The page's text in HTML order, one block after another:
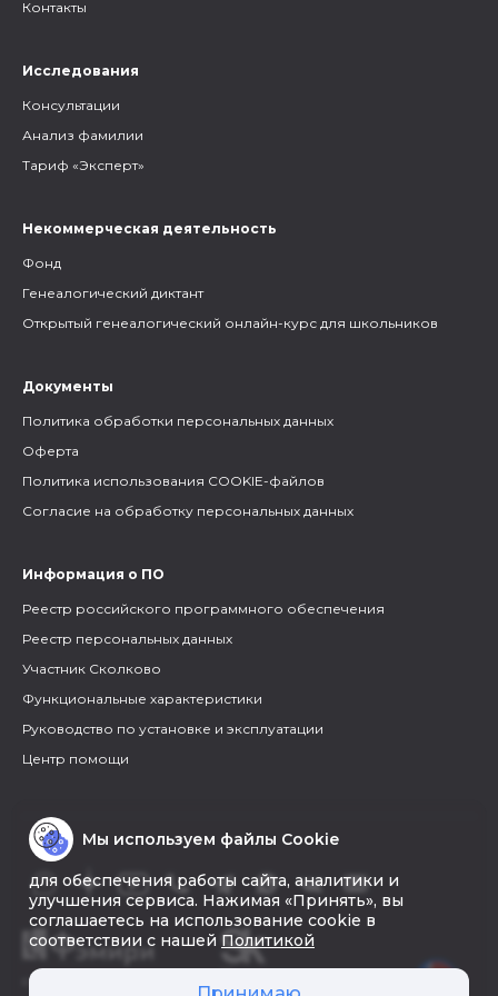
Контакты
Исследования
Консультации
Анализ фамилии
Тариф «Эксперт»
Некоммерческая деятельность
Фонд
Генеалогический диктант
Открытый генеалогический онлайн-курс для школьников
Документы
Политика обработки персональных данных
Оферта
Политика использования COOKIE-файлов
Согласие на обработку персональных данных
Информация о ПО
Реестр российского программного обеспечения
Реестр персональных данных
Участник Сколково
Функциональные характеристики
Руководство по установке и эксплуатации
Центр помощи
© 2026 «Фэмири»
Мы используем файлы Cookie
для обеспечения работы сайта, аналитики и
улучшения сервиса. Нажимая «Принять», вы
соглашаетесь на использование cookie в
соответствии с нашей Политикой